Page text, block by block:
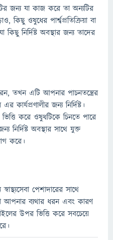
জন্য যা কাজ করে তা অন্যটির
ওষুধের পার্শ্বপ্রতিক্রিয়া বা
নির্দিষ্ট অবস্থার জন্য তাদের
তখন এটি আপনার পাচনতন্ত্রের
কার্যপ্রণালীর জন্য নির্দিষ্ট।
করে ওষুধটিকে চিনতে পারে
নির্দিষ্ট অবস্থার সাথে যুক্ত
করে।
পেশাদারের সাথে
আপনার ব্যথার ধরন এবং কারণ
উপর ভিত্তি করে সবচেয়ে